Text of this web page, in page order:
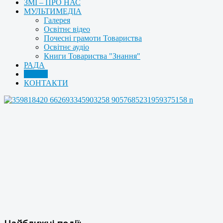
ЗМІ – ПРО НАС
МУЛЬТИМЕДІА
Галерея
Освітнє відео
Почесні грамоти Товариства
Освітнє аудіо
Книги Товариства "Знання"
РАДА
КОНТАКТИ